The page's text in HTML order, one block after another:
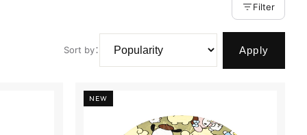
Filter
Sort by： Apply
NEW